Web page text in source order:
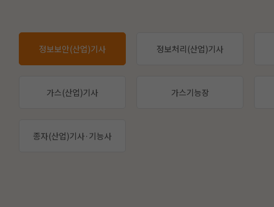
정보보안(산업)기사 정보처리(산업)기사
가스(산업)기사 가스기능장
종자(산업)기사·기능사